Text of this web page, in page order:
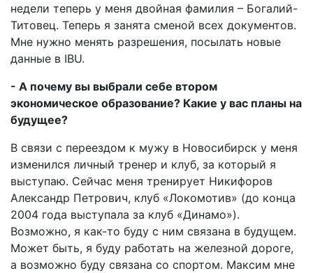
недели теперь у меня двойная фамилия – Богалий-
Титовец. Теперь я занята сменой всех документов.
Мне нужно менять разрешения, посылать новые
данные в IBU.
- А почему вы выбрали себе втором
экономическое образование? Какие у вас планы на
будущее?
В связи с переездом к мужу в Новосибирск у меня
изменился личный тренер и клуб, за который я
выступаю. Сейчас меня тренирует Никифоров
Александр Петрович, клуб «Локомотив» (до конца
2004 года выступала за клуб «Динамо»).
Возможно, я как-то буду с ним связана в будущем.
Может быть, я буду работать на железной дороге,
а возможно буду связана со спортом. Максим мне